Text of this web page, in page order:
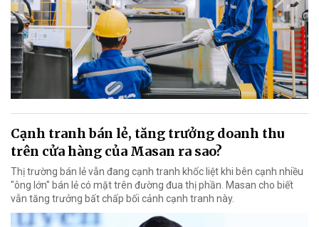
Cạnh tranh bán lẻ, tăng trưởng doanh thu
trên cửa hàng của Masan ra sao?
Thị trường bán lẻ vẫn đang cạnh tranh khốc liệt khi bên cạnh nhiều
"ông lớn" bán lẻ có mặt trên đường đua thị phần. Masan cho biết
vẫn tăng trưởng bất chấp bối cảnh cạnh tranh này.